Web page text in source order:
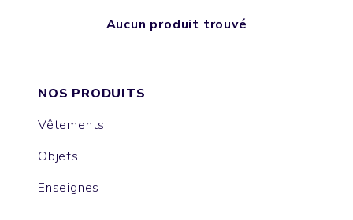
Aucun produit trouvé
NOS PRODUITS
Vêtements
Objets
Enseignes